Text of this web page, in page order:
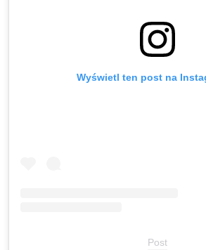
Wyświetl ten post na
Post